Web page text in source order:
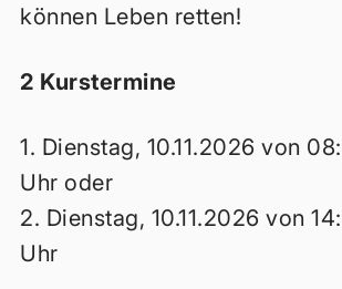
können Leben retten!
2 Kurstermine
1. Dienstag, 10.11.2026 von
Uhr oder
2. Dienstag, 10.11.2026 von
Uhr